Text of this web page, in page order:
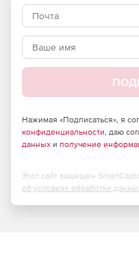
Нажимая «Подписаться», я
конфиденциальности, даю
данных и получение
Этот сайт защищен
об условиях обработки